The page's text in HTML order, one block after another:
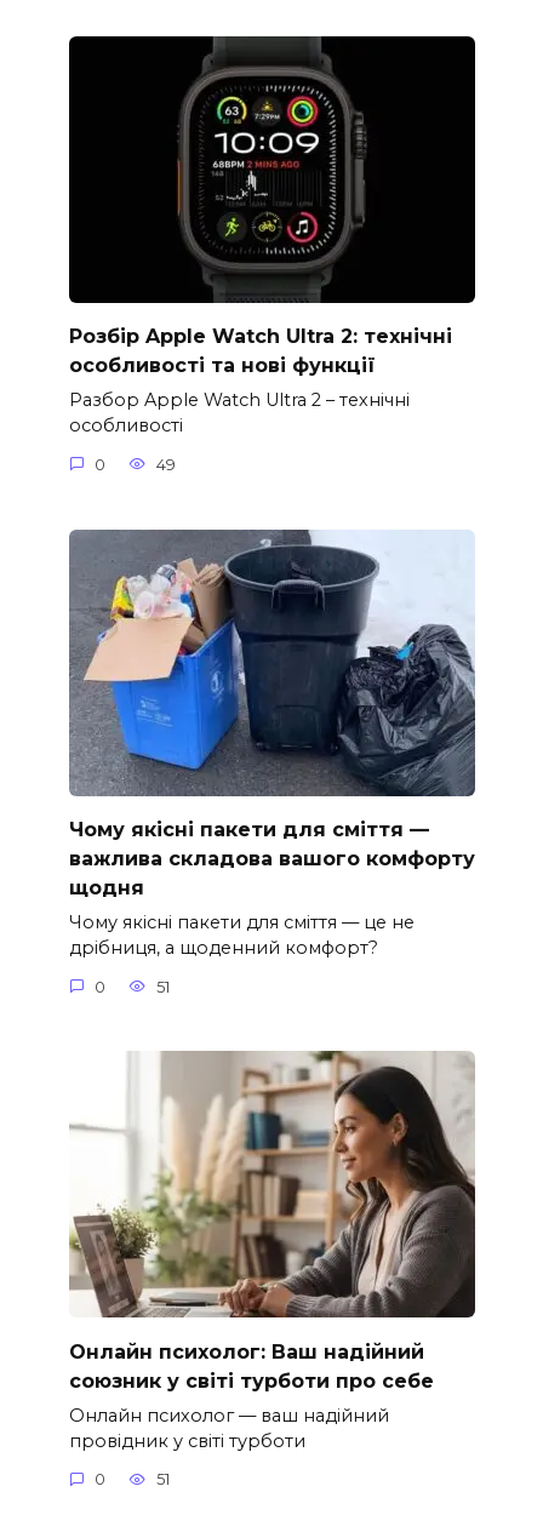
Розбір Apple Watch Ultra 2: технічні
особливості та нові функції
Разбор Apple Watch Ultra 2 – технічні
особливості
0 49
Чому якісні пакети для сміття —
важлива складова вашого комфорту
щодня
Чому якісні пакети для сміття — це не
дрібниця, а щоденний комфорт?
0 51
Онлайн психолог: Ваш надійний
союзник у світі турботи про себе
Онлайн психолог — ваш надійний
провідник у світі турботи
0 51